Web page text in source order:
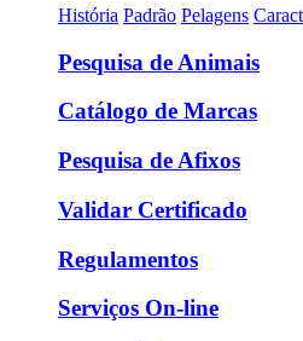
História Padrão Pelagens
Pesquisa de Animais
Catálogo de Marcas
Pesquisa de Afixos
Validar Certificado
Regulamentos
Serviços On-line